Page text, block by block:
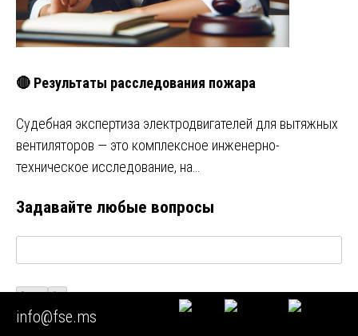
🔴 Результаты расследования пожара
Судебная экспертиза электродвигателей для вытяжных
вентиляторов — это комплексное инженерно-
техническое исследование, на…
Задавайте любые вопросы
Визуально Код
info@fse.ms